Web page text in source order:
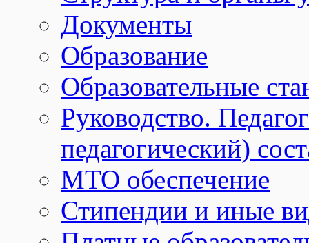
Документы
Образование
Образовательные
Руководство.
педагогический)
МТО обеспечение
Стипендии и иные